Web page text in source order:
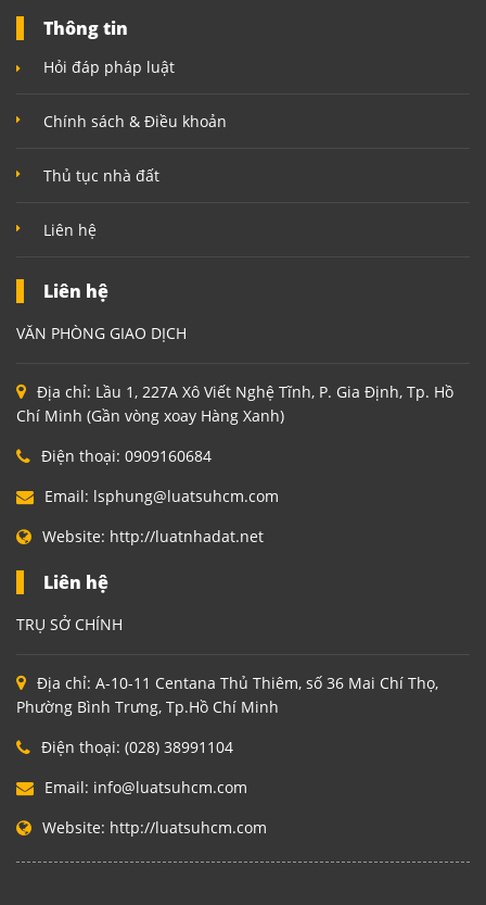
Thông tin
Hỏi đáp pháp luật
Chính sách & Điều khoản
Thủ tục nhà đất
Liên hệ
Liên hệ
VĂN PHÒNG GIAO DỊCH
Địa chỉ: Lầu 1, 227A Xô Viết Nghệ Tĩnh, P. Gia Định, Tp. Hồ
Chí Minh (Gần vòng xoay Hàng Xanh)
Điện thoại: 0909160684
Email: lsphung@luatsuhcm.com
Website: http://luatnhadat.net
Liên hệ
TRỤ SỞ CHÍNH
Địa chỉ: A-10-11 Centana Thủ Thiêm, số 36 Mai Chí Thọ,
Phường Bình Trưng, Tp.Hồ Chí Minh
Điện thoại: (028) 38991104
Email: info@luatsuhcm.com
Website: http://luatsuhcm.com